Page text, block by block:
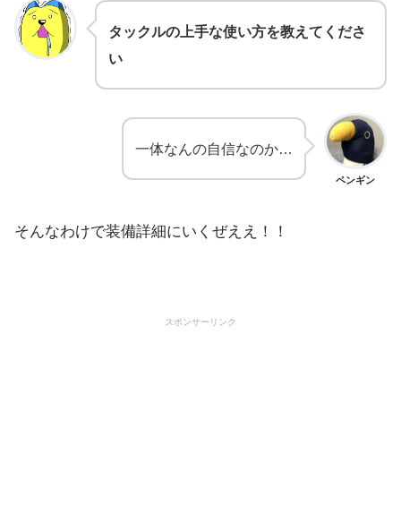
タックルの上手な使い方を教えてくださ
い
ペンギン
一体なんの自信なのか…
そんなわけで装備詳細にいくぜええ！！
スポンサーリンク